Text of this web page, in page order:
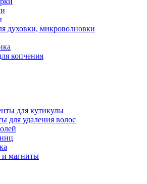
духовки, микроволновки
копчения
для кутикулы
для удаления волос
и магниты